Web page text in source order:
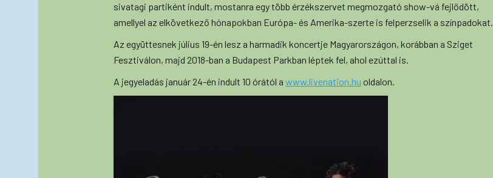
sivatagi partiként indult, mostanra egy több érzékszervet megmozgató show-vá fejlődött,
amellyel az elkövetkező hónapokban Európa- és Amerika-szerte is felperzselik a színpadokat.
Az együttesnek július 19-én lesz a harmadik koncertje Magyarországon, korábban a Sziget
Fesztiválon, majd 2018-ban a Budapest Parkban léptek fel, ahol ezúttal is.
A jegyeladás január 24-én indult 10 órától a www.livenation.hu oldalon.